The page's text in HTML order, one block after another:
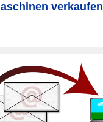
verkaufen